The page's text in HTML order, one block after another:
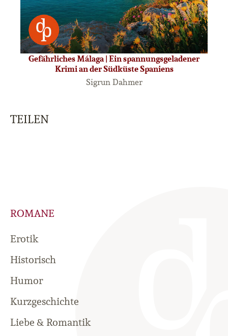
Gefährliches Málaga | Ein spannungsgeladener
Krimi an der Südküste Spaniens
Sigrun Dahmer
TEILEN
ROMANE
Erotik
Historisch
Humor
Kurzgeschichte
Liebe & Romantik